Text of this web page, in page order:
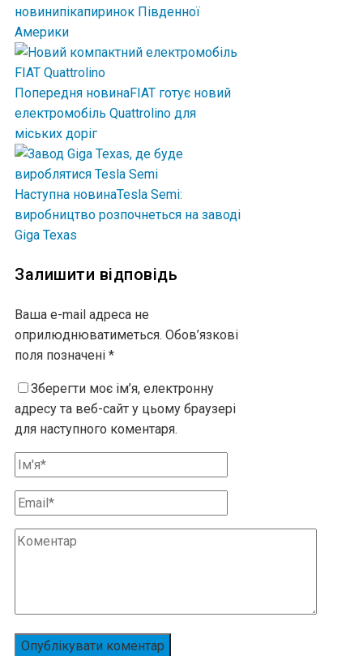
новинипікапиринок Південної
Америки
Попередня новинаFIAT готує новий
електромобіль Quattrolino для
міських доріг
Наступна новинаTesla Semi:
виробництво розпочнеться на заводі
Giga Texas
Залишити відповідь
Ваша e-mail адреса не
оприлюднюватиметься. Обов’язкові
поля позначені *
Зберегти моє ім’я, електронну
адресу та веб-сайт у цьому браузері
для наступного коментаря.